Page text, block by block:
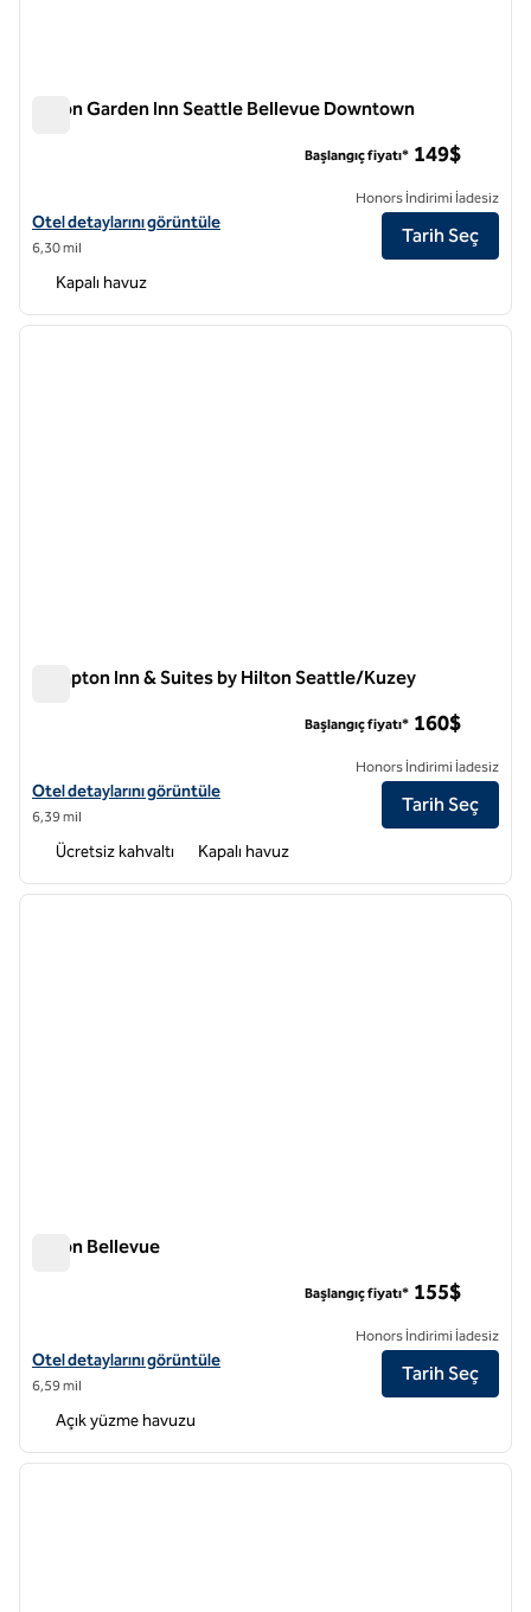
Hilton Garden Inn Seattle Bellevue Downtown
Hilton Garden Inn Seattle Bellevue Downtown için otel detaylarını
Otel detaylarını görüntüle
6,30 mil
Başlangıç fiyatı* 149$
Honors İndirimi İadesiz
Tarih Seç
Kapalı havuz
1 / 12
Hampton Inn & Suites by Hilton Seattle/Kuzey
Hampton Inn & Suites by Hilton Seattle/Northgate için otel
Otel detaylarını görüntüle
6,39 mil
Başlangıç fiyatı* 160$
Honors İndirimi İadesiz
Tarih Seç
Ücretsiz kahvaltı Kapalı havuz
1 / 10
Hilton Bellevue
Hilton Bellevue için otel detaylarını görüntüleyin
Otel detaylarını görüntüle
6,59 mil
Başlangıç fiyatı* 155$
Honors İndirimi İadesiz
Tarih Seç
Açık yüzme havuzu
1 / 12